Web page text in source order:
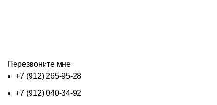
Перезвоните мне
+7 (912) 265-95-28
+7 (912) 040-34-92